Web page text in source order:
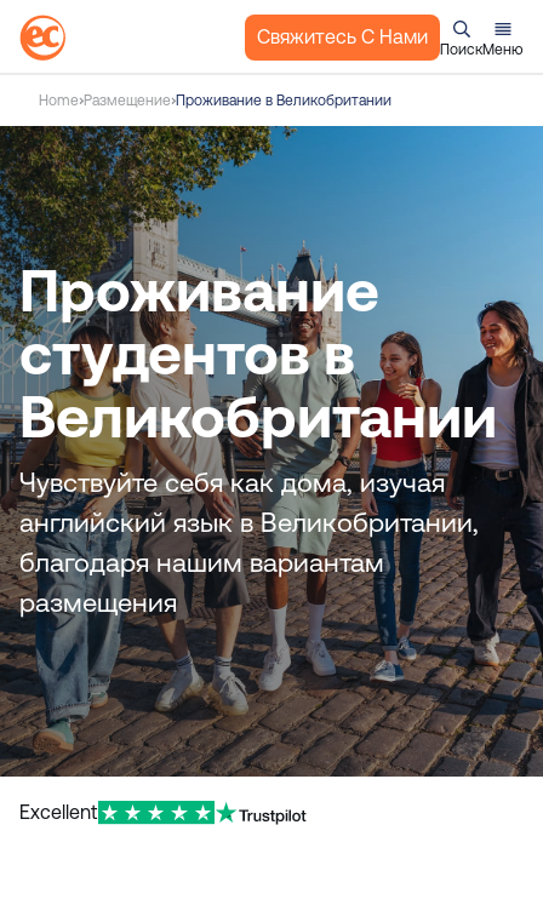
р
е
й
т
и
к
с
о
е
р
ж
а
н
и
ю
Свяжитесь С Нами
ПоискМеню
Home Размещение Проживание в Великобритании
Проживание
студентов в
Великобритании
Чувствуйте себя как дома, изучая
английский язык в Великобритании,
благодаря нашим вариантам
размещения
Excellent